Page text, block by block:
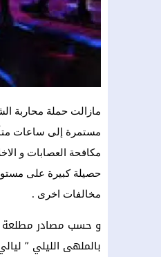
مازالت حملة محاربة
مستمرة إلى ساعات
مكافحة العصابات و
حصيلة كبيرة على
مخالفات اخرى .
و حسب مصادر مطلعة
بالملهى الليلي ”